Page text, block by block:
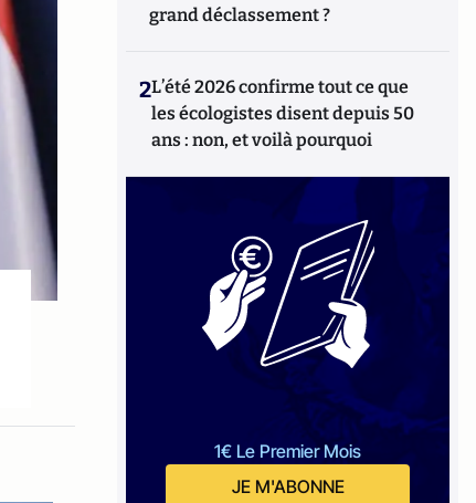
grand déclassement ?
2L’été 2026 confirme tout ce que
les écologistes disent depuis 50
ans : non, et voilà pourquoi
1€ Le Premier Mois
JE M'ABONNE